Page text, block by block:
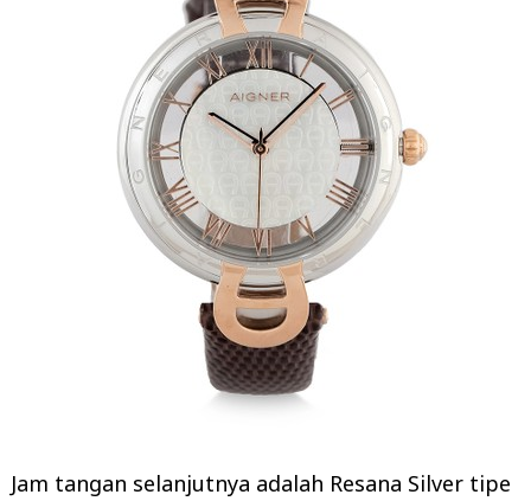
Jam tangan selanjutnya adalah Resana Silver tipe